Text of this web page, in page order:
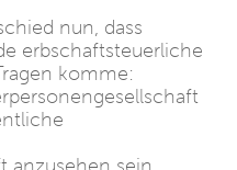
nun, dass
erbschaftsteuerliche
komme:
anzusehen sein,